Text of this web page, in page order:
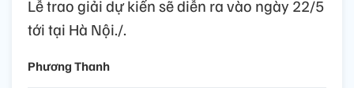
Lễ trao giải dự kiến sẽ diễn ra vào ngày 22/5
tới tại Hà Nội./.
Phương Thanh